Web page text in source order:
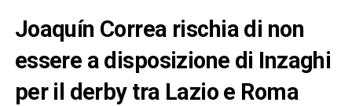
Joaquín Correa rischia di non
essere a disposizione di Inzaghi
per il derby tra Lazio e Roma